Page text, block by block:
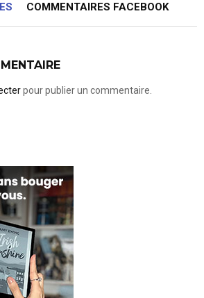
COMMENTAIRES FACEBOOK
pour publier un commentaire.